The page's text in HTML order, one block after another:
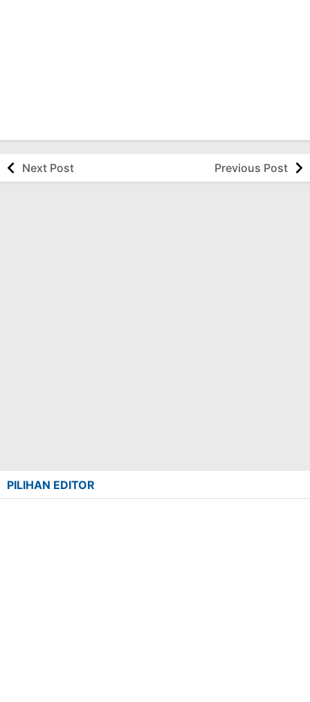
Next Post Previous Post
PILIHAN EDITOR